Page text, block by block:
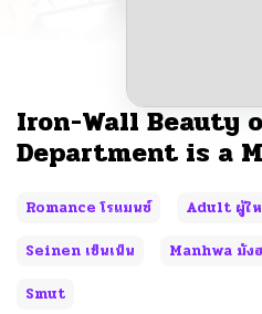
Iron-Wall Beauty
Department is a
Romance โรแมนซ์ Adult ผู้ใ
Seinen เซ็นเน็น
Manhwa มังฮ
Smut